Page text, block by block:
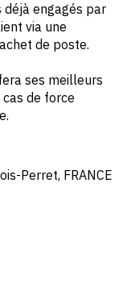
déjà engagés par
via une
de poste.
ses meilleurs
de force
Perret, FRANCE